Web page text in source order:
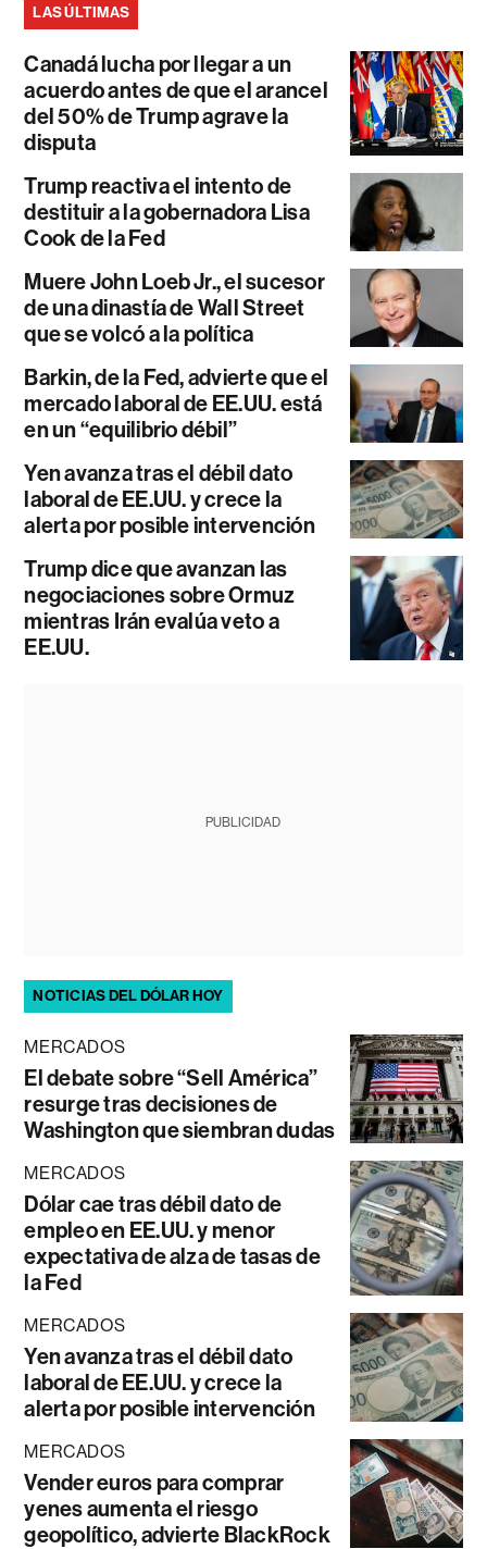
LAS ÚLTIMAS
Canadá lucha por llegar a un
acuerdo antes de que el arancel
del 50% de Trump agrave la
disputa
Trump reactiva el intento de
destituir a la gobernadora Lisa
Cook de la Fed
Muere John Loeb Jr., el sucesor
de una dinastía de Wall Street
que se volcó a la política
Barkin, de la Fed, advierte que el
mercado laboral de EE.UU. está
en un “equilibrio débil”
Yen avanza tras el débil dato
laboral de EE.UU. y crece la
alerta por posible intervención
Trump dice que avanzan las
negociaciones sobre Ormuz
mientras Irán evalúa veto a
EE.UU.
PUBLICIDAD
NOTICIAS DEL DÓLAR HOY
MERCADOS
El debate sobre “Sell América”
resurge tras decisiones de
Washington que siembran dudas
MERCADOS
Dólar cae tras débil dato de
empleo en EE.UU. y menor
expectativa de alza de tasas de
la Fed
MERCADOS
Yen avanza tras el débil dato
laboral de EE.UU. y crece la
alerta por posible intervención
MERCADOS
Vender euros para comprar
yenes aumenta el riesgo
geopolítico, advierte BlackRock